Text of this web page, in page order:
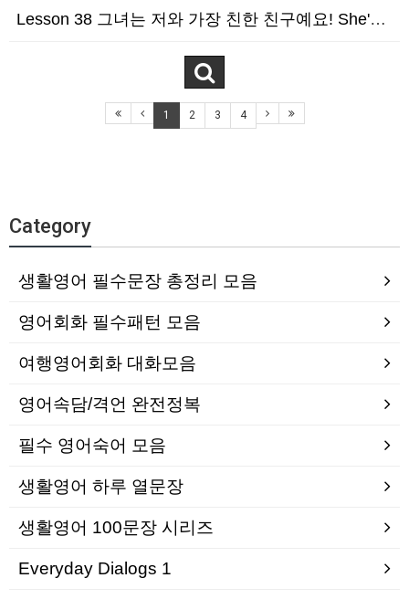
Lesson 38 그녀는 저와 가장 친한 친구예요! She's My Best Friend!
1 2 3 4
Category
생활영어 필수문장 총정리 모음
영어회화 필수패턴 모음
여행영어회화 대화모음
영어속담/격언 완전정복
필수 영어숙어 모음
생활영어 하루 열문장
생활영어 100문장 시리즈
Everyday Dialogs 1